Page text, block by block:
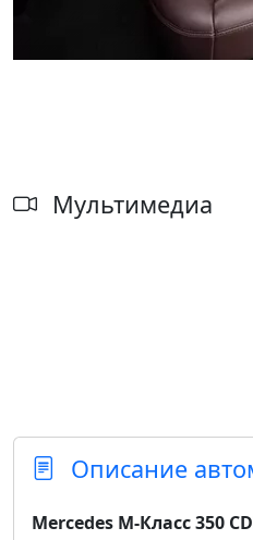
Мультимедиа
Описание
Mercedes M-Класс 350